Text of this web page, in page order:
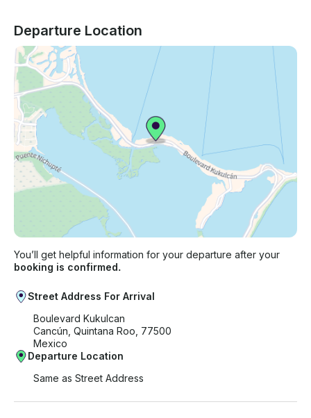
Departure Location
You’ll get helpful information for your departure after your
booking is confirmed.
Street Address For Arrival
Boulevard Kukulcan
Cancún, Quintana Roo, 77500
Mexico
Departure Location
Same as Street Address